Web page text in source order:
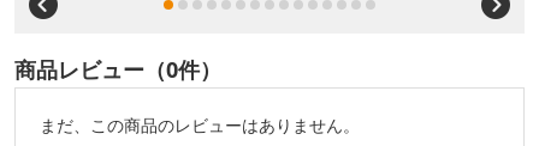
商品レビュー（0件）
まだ、この商品のレビューはありません。